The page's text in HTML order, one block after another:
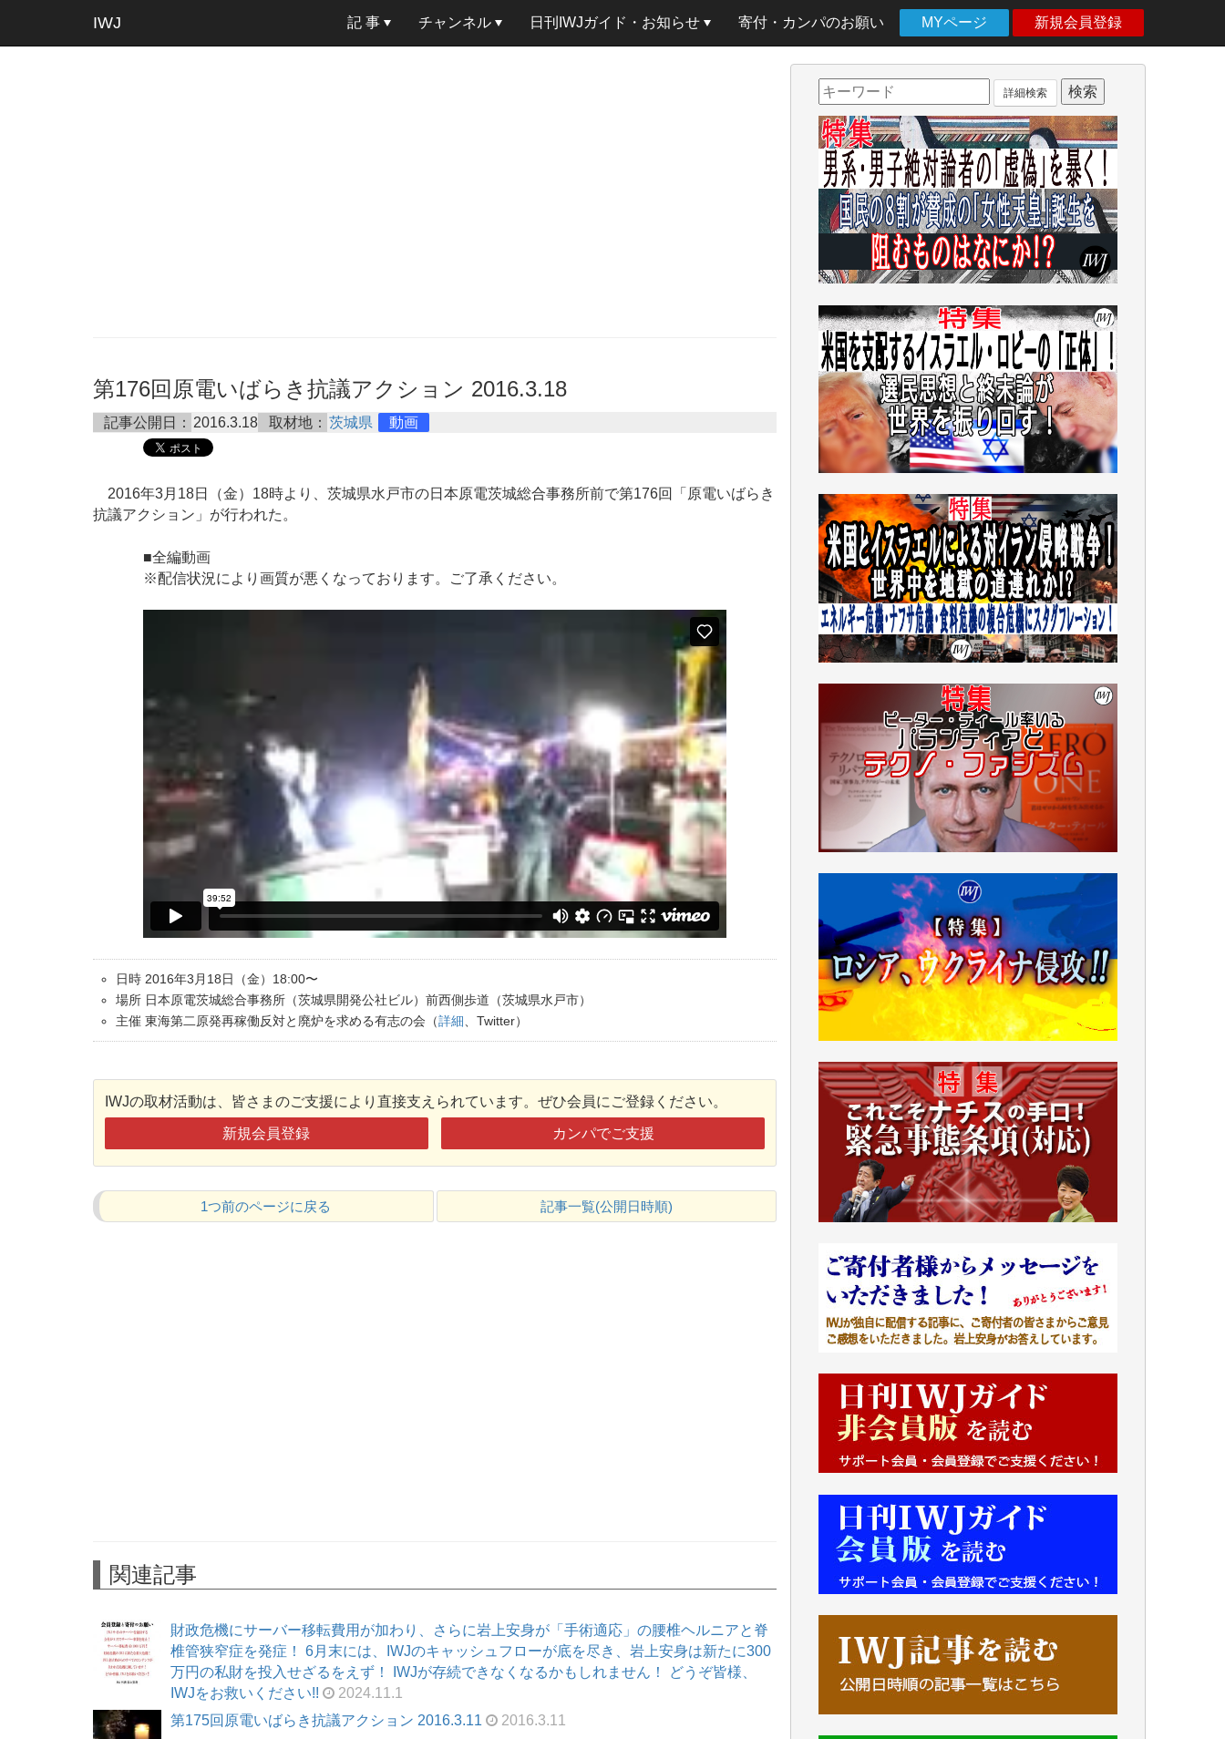
IWJ 記 事 チャンネル 日刊IWJガイド・お知らせ 寄付・カンパのお願い MYページ 新規会員登録
第176回原電いばらき抗議アクション 2016.3.18
記事公開日： 2016.3.18 取材地： 茨城県 動画
2016年3月18日（金）18時より、茨城県水戸市の日本原電茨城総合事務所前で第176回「原電いばらき
抗議アクション」が行われた。
■全編動画
※配信状況により画質が悪くなっております。ご了承ください。
日時 2016年3月18日（金）18:00〜
場所 日本原電茨城総合事務所（茨城県開発公社ビル）前西側歩道（茨城県水戸市）
主催 東海第二原発再稼働反対と廃炉を求める有志の会（詳細 、Twitter）
IWJの取材活動は、皆さまのご支援により直接支えられています。ぜひ会員にご登録ください。
新規会員登録 カンパでご支援
1つ前のページに戻る 記事一覧(公開日時順)
関連記事
財政危機にサーバー移転費用が加わり、さらに岩上安身が「手術適応」の腰椎ヘルニアと脊
椎管狭窄症を発症！ 6月末には、IWJのキャッシュフローが底を尽き、岩上安身は新たに300
万円の私財を投入せざるをえず！ IWJが存続できなくなるかもしれません！ どうぞ皆様、
IWJをお救いください!!
2024.11.1
第175回原電いばらき抗議アクション 2016.3.11
2016.3.11
詳細検索